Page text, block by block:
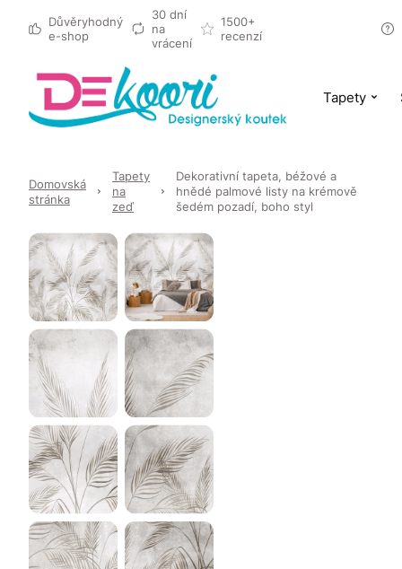
Důvěryhodný
e-shop
30 dní
na
vrácení
1500+
recenzí
Tapety
Domovská
stránka
Tapety
na
zeď
Dekorativní tapeta, béžové a
hnědé palmové listy na krémově
šedém pozadí, boho styl